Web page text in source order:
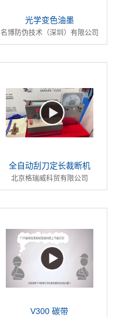
光学变色油墨
名博防伪技术（深圳）有限公司
全自动刮刀定长裁断机
北京格瑞威科贸有限公司
V300 碳带